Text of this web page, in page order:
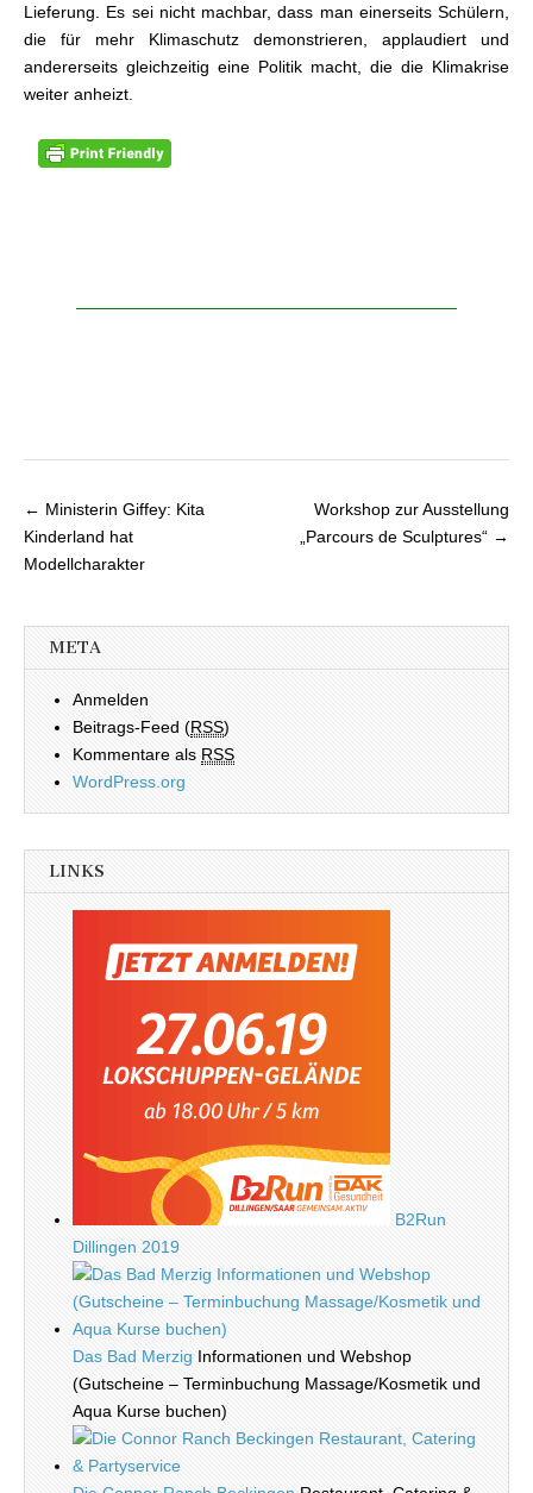
Lieferung. Es sei nicht machbar, dass man einerseits Schülern,
die für mehr Klimaschutz demonstrieren, applaudiert und
andererseits gleichzeitig eine Politik macht, die die Klimakrise
weiter anheizt.
Beitragsnavigation
← Ministerin Giffey: Kita
Kinderland hat
Modellcharakter
Workshop zur Ausstellung
„Parcours de Sculptures“ →
META
Anmelden
Beitrags-Feed (RSS)
Kommentare als RSS
WordPress.org
LINKS
B2Run
Dillingen 2019
Das Bad Merzig Informationen und Webshop
(Gutscheine – Terminbuchung Massage/Kosmetik und
Aqua Kurse buchen)